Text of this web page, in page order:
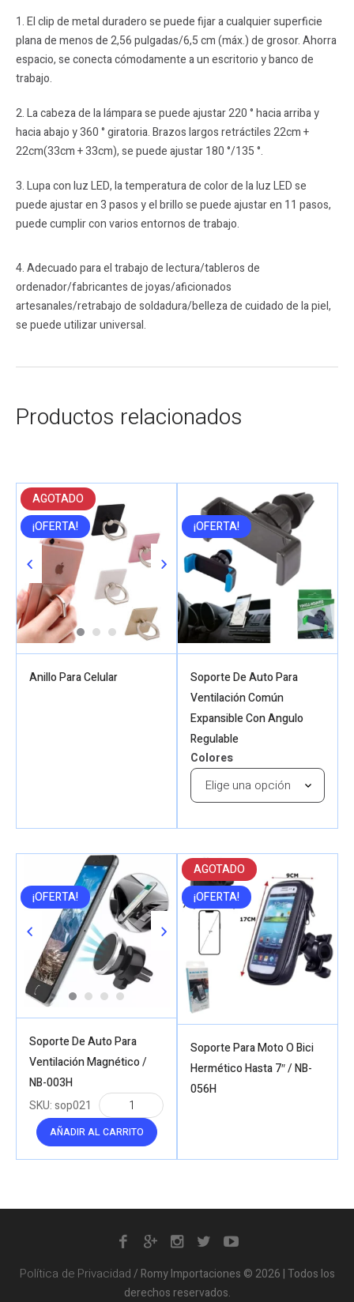
1. El clip de metal duradero se puede fijar a cualquier superficie
plana de menos de 2,56 pulgadas/6,5 cm (máx.) de grosor. Ahorra
espacio, se conecta cómodamente a un escritorio y banco de
trabajo.
2. La cabeza de la lámpara se puede ajustar 220 ° hacia arriba y
hacia abajo y 360 ° giratoria. Brazos largos retráctiles 22cm +
22cm(33cm + 33cm), se puede ajustar 180 °/135 °.
3. Lupa con luz LED, la temperatura de color de la luz LED se
puede ajustar en 3 pasos y el brillo se puede ajustar en 11 pasos,
puede cumplir con varios entornos de trabajo.
4. Adecuado para el trabajo de lectura/tableros de
ordenador/fabricantes de joyas/aficionados
artesanales/retrabajo de soldadura/belleza de cuidado de la piel,
se puede utilizar universal.
Productos relacionados
AGOTADO
¡OFERTA!
Anillo Para Celular
¡OFERTA!
Soporte De Auto Para
Ventilación Común
Expansible Con Angulo
Regulable
Colores
¡OFERTA!
Soporte De Auto Para
Ventilación Magnético /
NB-003H
AÑADIR AL CARRITO
SKU:sop021
AGOTADO
¡OFERTA!
Soporte Para Moto O Bici
Hermético Hasta 7″ / NB-
056H
Política de Privacidad/ Romy Importaciones © 2026 | Todos los
derechos reservados.